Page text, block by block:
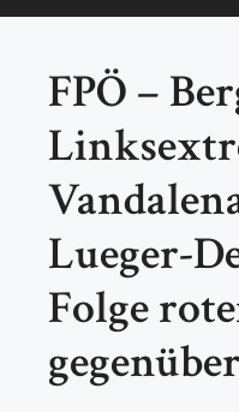
FPÖ –
Lueger-
Folge